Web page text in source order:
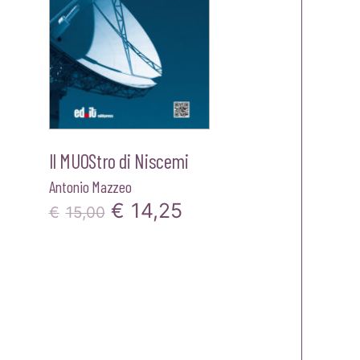
Il MUOStro di Niscemi
Antonio Mazzeo
€ 15,00 Il
€ 14,25Il